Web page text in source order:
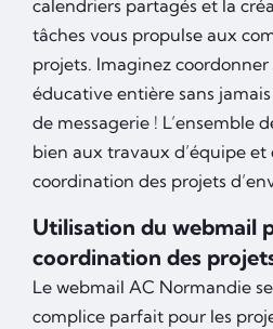
calendriers partagés et la
tâches vous propulse aux
projets. Imaginez
éducative entière sans
de messagerie ! L’ensemble
bien aux travaux d’équipe et
coordination des projets
Utilisation du webmail
coordination des
Le webmail AC Normandie
complice parfait pour les